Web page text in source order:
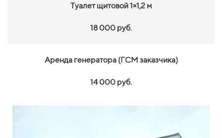
Туалет щитовой 1×1,2 м
18 000 руб.
Аренда генератора (ГСМ заказчика)
14 000 руб.